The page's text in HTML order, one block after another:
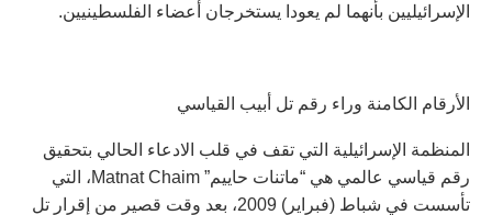
الإسرائيليين بأنهما لم يعودا يستخرجان أعضاء الفلسطينيين.
الأرقام الكامنة وراء رقم تل أبيب القياسي
المنظمة الإسرائيلية التي تقف في قلب الادعاء الحالي بتحقيق
رقم قياسي عالمي هي “ماتنات حاييم” Matnat Chaim، التي
تأسست في شباط (فبراير) 2009، بعد وقت قصير من إقرار تل